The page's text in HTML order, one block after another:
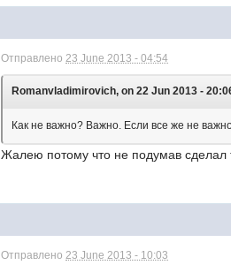
Отправлено23 June 2013 - 04:54
Romanvladimirovich, on 22 Jun 2013 -
Как не важно? Важно. Если все же не
Жалею потому что не подумав сделал
Отправлено23 June 2013 - 10:03